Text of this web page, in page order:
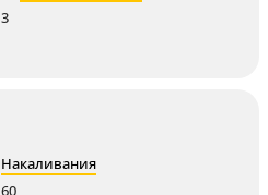
3
Накаливания
60